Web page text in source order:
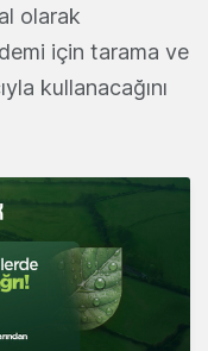
olarak
için tarama ve
kullanacağını